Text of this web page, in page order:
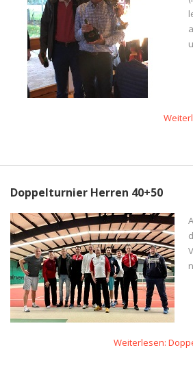
Doppelturnier Herren 40+50
Weiterlesen: